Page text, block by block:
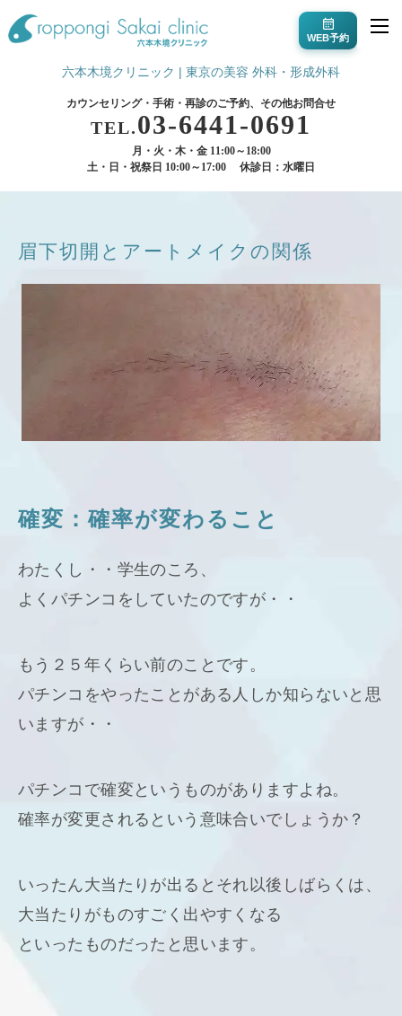
WEB予約
六本木境クリニック | 東京の美容 外科・形成外科
カウンセリング・手術・再診のご予約、その他お問合せ
TEL.03-6441-0691
月・火・木・金 11:00～18:00
土・日・祝祭日 10:00～17:00
休診日：水曜日
眉下切開とアートメイクの関係
確変：確率が変わること
わたくし・・学生のころ、
よくパチンコをしていたのですが・・
もう２５年くらい前のことです。
パチンコをやったことがある人しか知らないと思
いますが・・
パチンコで確変というものがありますよね。
確率が変更されるという意味合いでしょうか？
いったん大当たりが出るとそれ以後しばらくは、
大当たりがものすごく出やすくなる
といったものだったと思います。